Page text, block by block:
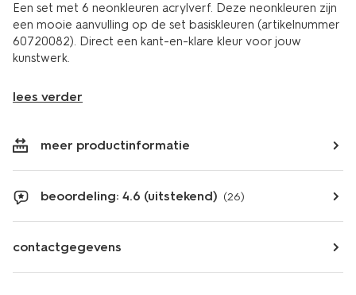
Een set met 6 neonkleuren acrylverf. Deze neonkleuren zijn
een mooie aanvulling op de set basiskleuren (artikelnummer
60720082). Direct een kant-en-klare kleur voor jouw
kunstwerk.
lees verder
meer productinformatie
beoordeling: 4.6 (uitstekend) (26)
contactgegevens